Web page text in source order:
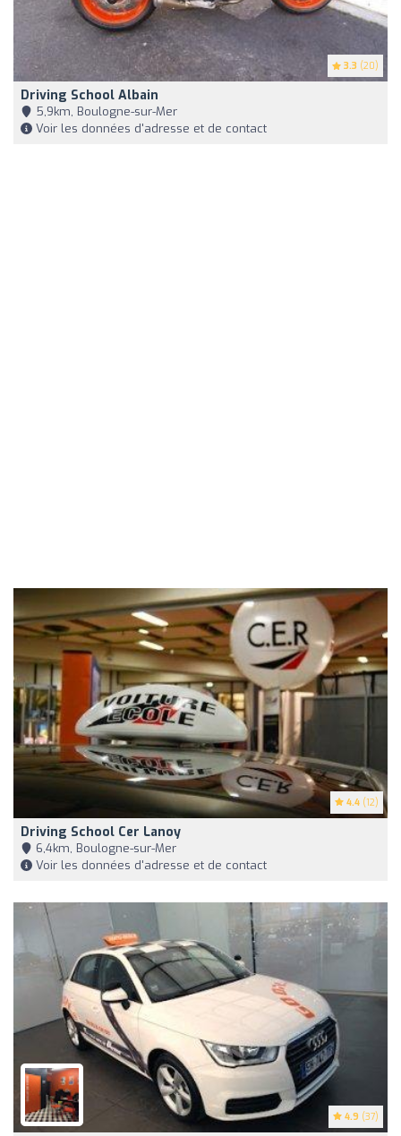
3.3 (20)
Driving School Albain
5,9km, Boulogne-sur-Mer
Voir les données d'adresse et de contact
4.4 (12)
Driving School Cer Lanoy
6,4km, Boulogne-sur-Mer
Voir les données d'adresse et de contact
4.9 (37)